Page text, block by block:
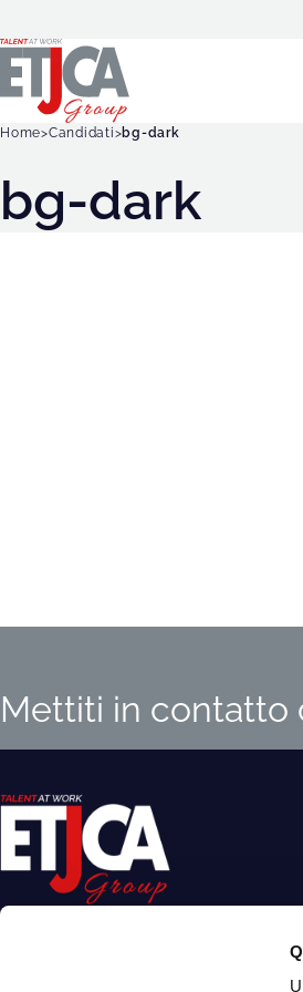
Home Candidati bg-dark
bg-dark
Mettiti in contatto
Sede Legale: Piazza Castello 1, 20121